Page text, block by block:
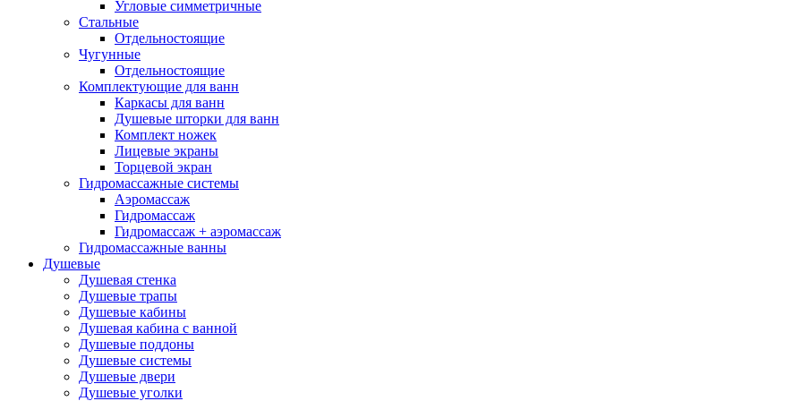
Угловые симметричные
Стальные
Отдельностоящие
Чугунные
Отдельностоящие
Комплектующие для ванн
Каркасы для ванн
Душевые шторки для ванн
Комплект ножек
Лицевые экраны
Торцевой экран
Гидромассажные системы
Аэромассаж
Гидромассаж
Гидромассаж + аэромассаж
Гидромассажные ванны
Душевые
Душевая стенка
Душевые трапы
Душевые кабины
Душевая кабина с ванной
Душевые поддоны
Душевые системы
Душевые двери
Душевые уголки